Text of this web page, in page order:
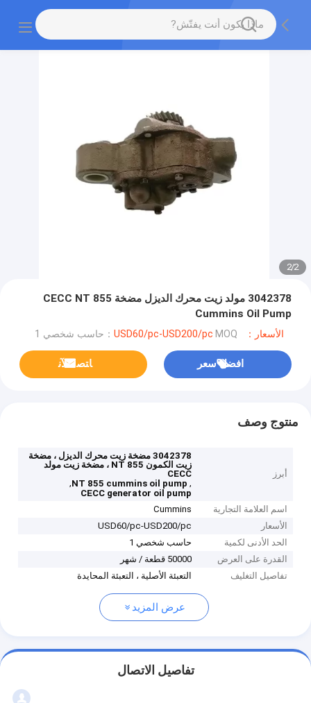
2
/
2
3042378 مولد زيت محرك الديزل مضخة CECC NT 855
Cummins Oil Pump
الأسعار：USD60/pc-USD200/pc MOQ：حاسب شخصي 1
افضل سعر ﺎﺘﺼﻟ ﺍﻶﻧ
منتوج وصف
أبرز
3042378 مضخة زيت محرك الديزل ، مضخة
زيت الكمون NT 855 ، مضخة زيت مولد
CECC
,
NT 855 cummins oil pump
,
CECC generator oil pump
اسم العلامة التجارية
Cummins
الأسعار
USD60/pc-USD200/pc
الحد الأدنى لكمية
حاسب شخصي 1
القدرة على العرض
50000 قطعة / شهر
تفاصيل التغليف
التعبئة الأصلية ، التعبئة المحايدة
عرض المزيد
تفاصيل الاتصال